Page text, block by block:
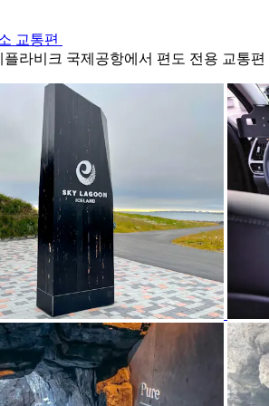
교통편
플라비크 국제공항에서 편도 전용 교통편